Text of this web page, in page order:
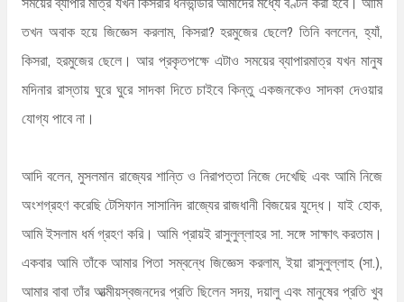
তখন অবাক হয়ে জিজ্ঞেস করলাম, কিসরা? হরমুজের ছেলে? তিনি বললেন, হ্যাঁ,
কিসরা, হরমুজের ছেলে। আর প্রকৃতপক্ষে এটাও সময়ের ব্যাপারমাত্র যখন মানুষ
মদিনার রাস্তায় ঘুরে ঘুরে সাদকা দিতে চাইবে কিন্তু একজনকেও সাদকা দেওয়ার
যোগ্য পাবে না।
আদি বলেন, মুসলমান রাজ্যের শান্তি ও নিরাপত্তা নিজে দেখেছি এবং আমি নিজে
অংশগ্রহণ করেছি টেসিফান সাসানিদ রাজ্যের রাজধানী বিজয়ের যুদ্ধে। যাই হোক,
আমি ইসলাম ধর্ম গ্রহণ করি। আমি প্রায়ই রাসুলুল্লাহর সা. সঙ্গে সাক্ষাৎ করতাম।
একবার আমি তাঁকে আমার পিতা সম্বন্ধে জিজ্ঞেস করলাম, ইয়া রাসুলুল্লাহ (সা.),
আমার বাবা তাঁর আত্মীয়স্বজনদের প্রতি ছিলেন সদয়, দয়ালু এবং মানুষের প্রতি খুব